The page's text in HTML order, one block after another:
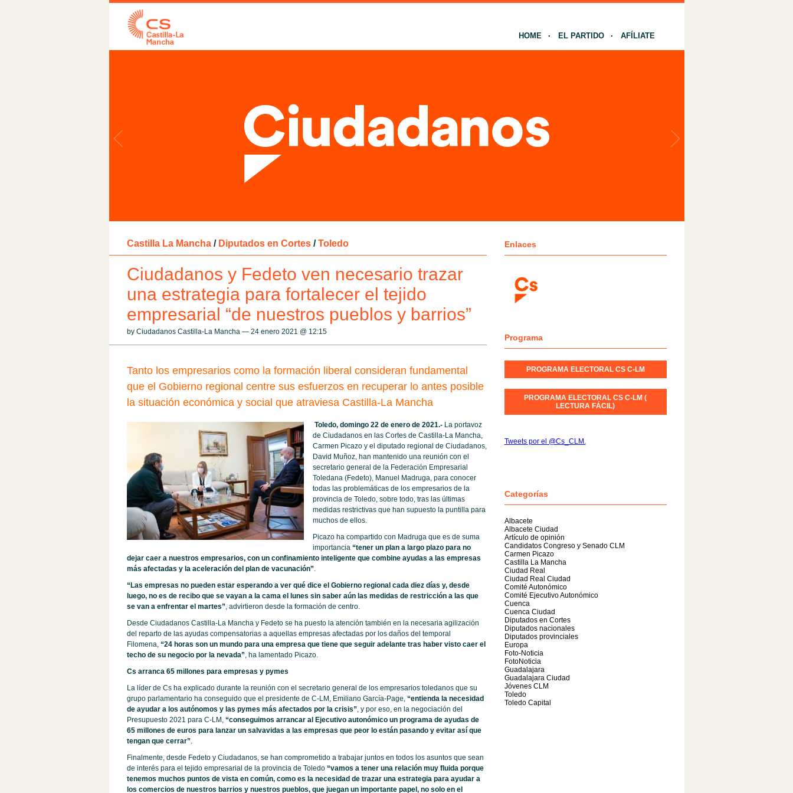
HOME EL PARTIDO AFÍLIATE
Castilla La Mancha / Diputados en Cortes / Toledo
Ciudadanos y Fedeto ven necesario trazar
una estrategia para fortalecer el tejido
empresarial “de nuestros pueblos y barrios”
by Ciudadanos Castilla-La Mancha — 24 enero 2021 @ 12:15
Tanto los empresarios como la formación liberal consideran fundamental
que el Gobierno regional centre sus esfuerzos en recuperar lo antes posible
la situación económica y social que atraviesa Castilla-La Mancha
Toledo, domingo 22 de enero de 2021.- La portavoz
de Ciudadanos en las Cortes de Castilla-La Mancha,
Carmen Picazo y el diputado regional de Ciudadanos,
David Muñoz, han mantenido una reunión con el
secretario general de la Federación Empresarial
Toledana (Fedeto), Manuel Madruga, para conocer
todas las problemáticas de los empresarios de la
provincia de Toledo, sobre todo, tras las últimas
medidas restrictivas que han supuesto la puntilla para
muchos de ellos.
Picazo ha compartido con Madruga que es de suma
importancia “tener un plan a largo plazo para no
dejar caer a nuestros empresarios, con un confinamiento inteligente que combine ayudas a las empresas
más afectadas y la aceleración del plan de vacunación”.
“Las empresas no pueden estar esperando a ver qué dice el Gobierno regional cada diez días y, desde
luego, no es de recibo que se vayan a la cama el lunes sin saber aún las medidas de restricción a las que
se van a enfrentar el martes”, advirtieron desde la formación de centro.
Desde Ciudadanos Castilla-La Mancha y Fedeto se ha puesto la atención también en la necesaria agilización
del reparto de las ayudas compensatorias a aquellas empresas afectadas por los daños del temporal
Filomena, “24 horas son un mundo para una empresa que tiene que seguir adelante tras haber visto caer el
techo de su negocio por la nevada”, ha lamentado Picazo.
Cs arranca 65 millones para empresas y pymes
La líder de Cs ha explicado durante la reunión con el secretario general de los empresarios toledanos que su
grupo parlamentario ha conseguido que el presidente de C-LM, Emiliano García-Page, “entienda la necesidad
de ayudar a los autónomos y las pymes más afectados por la crisis”, y por eso, en la negociación del
Presupuesto 2021 para C-LM, “conseguimos arrancar al Ejecutivo autonómico un programa de ayudas de
65 millones de euros para lanzar un salvavidas a las empresas que peor lo están pasando y evitar así que
tengan que cerrar”.
Finalmente, desde Fedeto y Ciudadanos, se han comprometido a trabajar juntos en todos los asuntos que sean
de interés para el tejido empresarial de la provincia de Toledo “vamos a tener una relación muy fluida porque
tenemos muchos puntos de vista en común, como es la necesidad de trazar una estrategia para ayudar a
los comercios de nuestros barrios y nuestros pueblos, que juegan un importante papel, no solo en el
Enlaces
Programa
PROGRAMA ELECTORAL CS C-LM
PROGRAMA ELECTORAL CS C-LM (
LECTURA FÁCIL)
Tweets por el @Cs_CLM.
Categorías
Albacete
Albacete Ciudad
Artículo de opinión
Candidatos Congreso y Senado CLM
Carmen Picazo
Castilla La Mancha
Ciudad Real
Ciudad Real Ciudad
Comité Autonómico
Comité Ejecutivo Autonómico
Cuenca
Cuenca Ciudad
Diputados en Cortes
Diputados nacionales
Diputados provinciales
Europa
Foto-Noticia
FotoNoticia
Guadalajara
Guadalajara Ciudad
Jóvenes CLM
Toledo
Toledo Capital